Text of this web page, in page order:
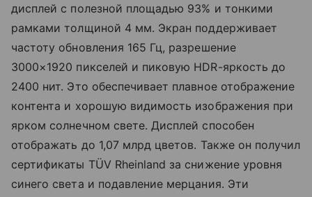
дисплей с полезной площадью 93% и тонкими
рамками толщиной 4 мм. Экран поддерживает
частоту обновления 165 Гц, разрешение
3000×1920 пикселей и пиковую HDR-яркость до
2400 нит. Это обеспечивает плавное отображение
контента и хорошую видимость изображения при
ярком солнечном свете. Дисплей способен
отображать до 1,07 млрд цветов. Также он получил
сертификаты TÜV Rheinland за снижение уровня
синего света и подавление мерцания. Эти